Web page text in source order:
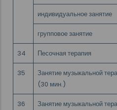
индивидуальное занятие
групповое занятие
34 Песочная терапия
35
Занятие музыкальной
(30 мин.)
36
Занятие музыкальной